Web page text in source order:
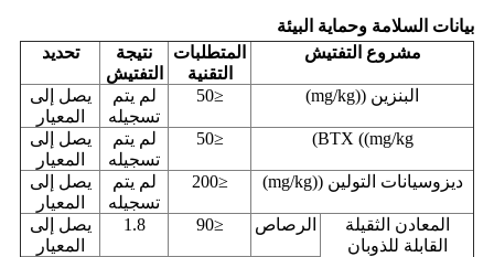
بيانات السلامة وحماية البيئة
مشروع التفتيش
التقنية
التفتيش
تحديد
البنزين ((mg/kg) ≤50
تسجيله
المعيار
BTX ((mg/kg)
≤50
تسجيله
المعيار
ديزوسيانات التولين ((mg/kg)
≤200
تسجيله
المعيار
القابلة للذوبان
الرصاص ≤90
1.8
المعيار